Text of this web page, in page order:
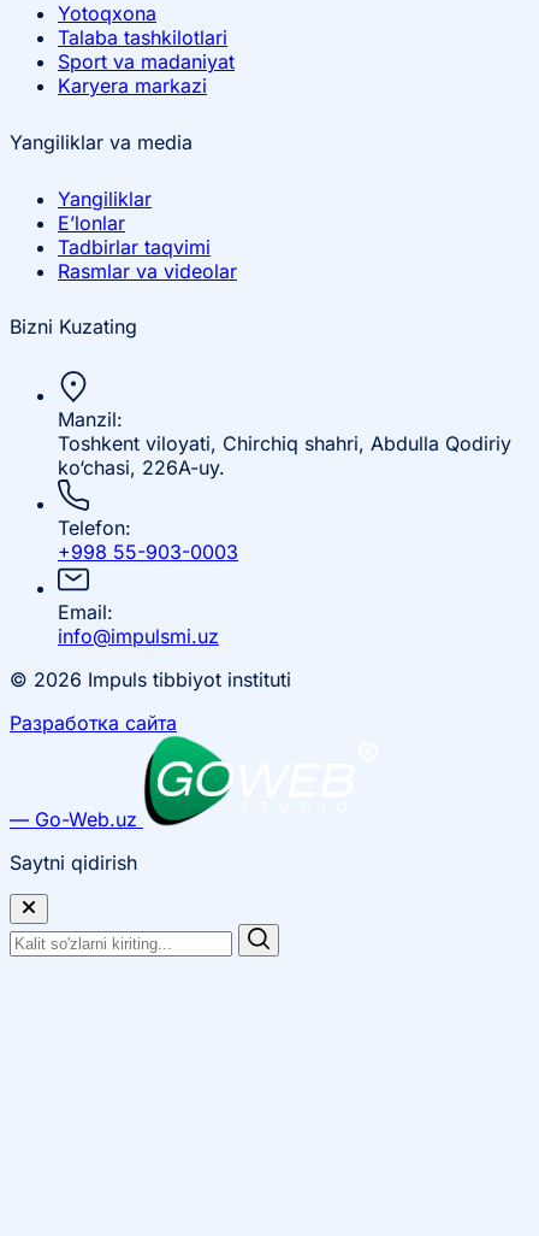
Yotoqxona
Talaba tashkilotlari
Sport va madaniyat
Karyera markazi
Yangiliklar va media
Yangiliklar
E’lonlar
Tadbirlar taqvimi
Rasmlar va videolar
Bizni Kuzating
Manzil:
Toshkent viloyati, Chirchiq shahri, Abdulla Qodiriy
ko‘chasi, 226A-uy.
Telefon:
+998 55-903-0003
Email:
info@impulsmi.uz
© 2026 Impuls tibbiyot instituti
Разработка сайта
— Go-Web.uz
Saytni qidirish